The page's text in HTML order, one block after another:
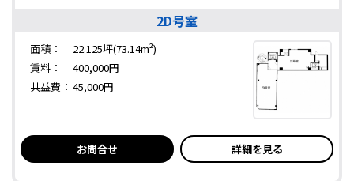
2D号室
面積：
22.125坪(73.14m²)
賃料：
400,000円
共益費： 45,000円
お問合せ 詳細を見る